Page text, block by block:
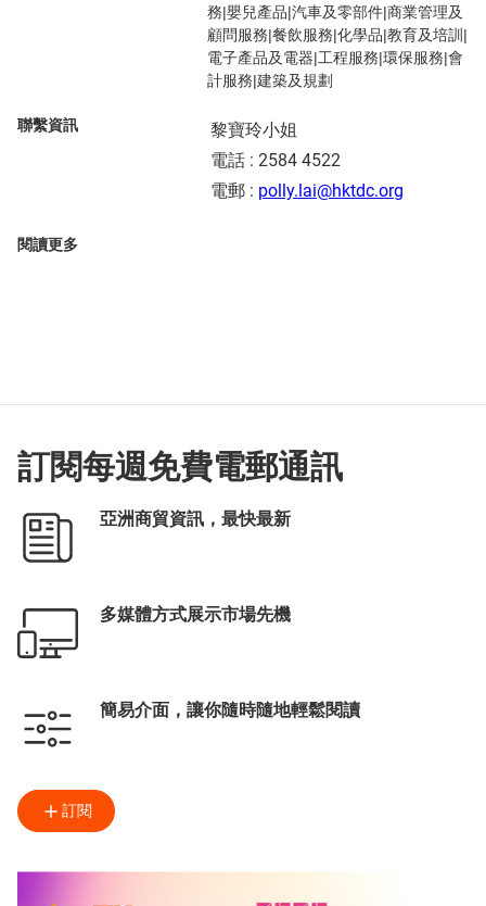
務|嬰兒產品|汽車及零部件|商業管理及
顧問服務|餐飲服務|化學品|教育及培訓|
電子產品及電器|工程服務|環保服務|會
計服務|建築及規劃
聯繫資訊
黎寶玲小姐
電話 : 2584 4522
電郵 : polly.lai@hktdc.org
閱讀更多
訂閱每週免費電郵通訊
亞洲商貿資訊，最快最新
多媒體方式展示市場先機
簡易介面，讓你隨時隨地輕鬆閱讀
訂閱